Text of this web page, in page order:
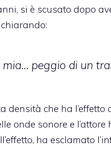
si è scusato dopo
peggio di un
densità che ha l’effetto
onde sonore e
ha esclamato